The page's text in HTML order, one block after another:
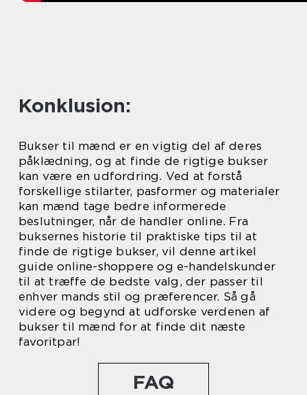
Konklusion:
Bukser til mænd er en vigtig del af deres
påklædning, og at finde de rigtige bukser
kan være en udfordring. Ved at forstå
forskellige stilarter, pasformer og materialer
kan mænd tage bedre informerede
beslutninger, når de handler online. Fra
buksernes historie til praktiske tips til at
finde de rigtige bukser, vil denne artikel
guide online-shoppere og e-handelskunder
til at træffe de bedste valg, der passer til
enhver mands stil og præferencer. Så gå
videre og begynd at udforske verdenen af
bukser til mænd for at finde dit næste
favoritpar!
FAQ